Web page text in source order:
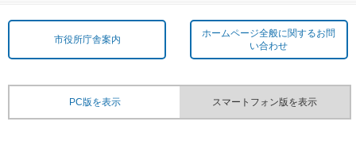
市役所庁舎案内
ホームページ全般に関するお問
い合わせ
PC版を表示 スマートフォン版を表示